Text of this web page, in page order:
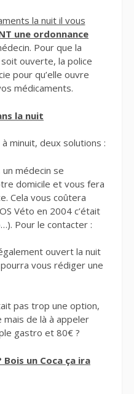
la nuit il vous
une ordonnance
Pour que la
ouverte, la police
pour qu’elle ouvre
médicaments.
la nuit
minuit, deux solutions :
un médecin se
domicile et vous fera
Cela vous coûtera
Véto en 2004 c’était
Pour le contacter :
ouvert la nuit
vous rédiger une
pas trop une option,
de là à appeler
gastro et 80€ ?
un Coca ça ira